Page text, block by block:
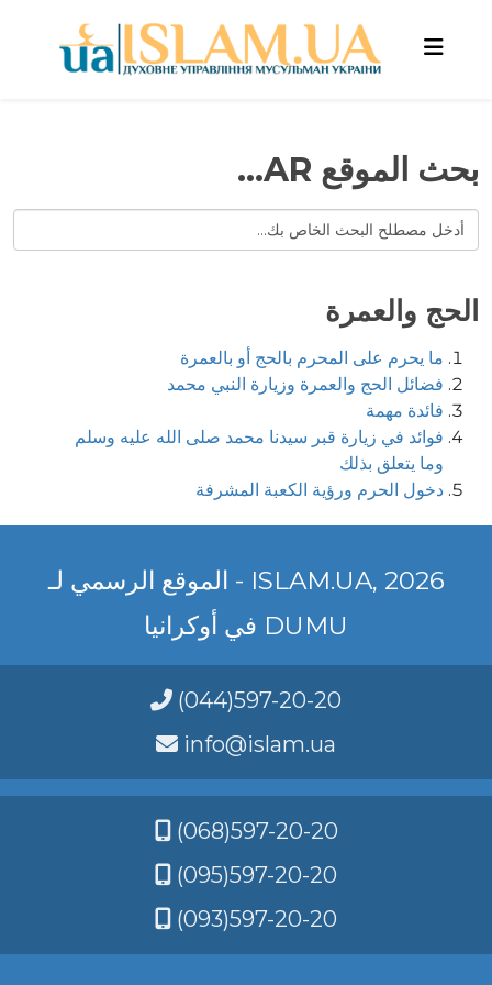
بحث الموقع AR...
الحج والعمرة
ما يحرم على المحرم بالحج أو بالعمرة
فضائل الحج والعمرة وزيارة النبي محمد
فائدة مهمة
فوائد في زيارة قبر سيدنا محمد صلى الله عليه وسلم
وما يتعلق بذلك
دخول الحرم ورؤية الكعبة المشرفة
2026 ,ISLAM.UA - الموقع الرسمي لـ
DUMU في أوكرانيا
(044)597-20-20
info@islam.ua
(068)597-20-20
(095)597-20-20
(093)597-20-20